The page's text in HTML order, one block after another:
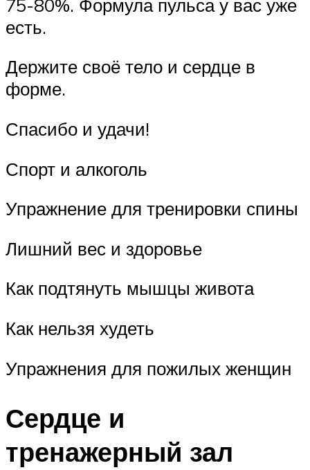
75-80%. Формула пульса у вас уже
есть.
Держите своё тело и сердце в
форме.
Спасибо и удачи!
Спорт и алкоголь
Упражнение для тренировки спины
Лишний вес и здоровье
Как подтянуть мышцы живота
Как нельзя худеть
Упражнения для пожилых женщин
Сердце и
тренажерный зал